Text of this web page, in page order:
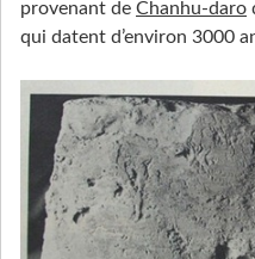
provenant de Chanhu-daro
qui datent d’environ 3000